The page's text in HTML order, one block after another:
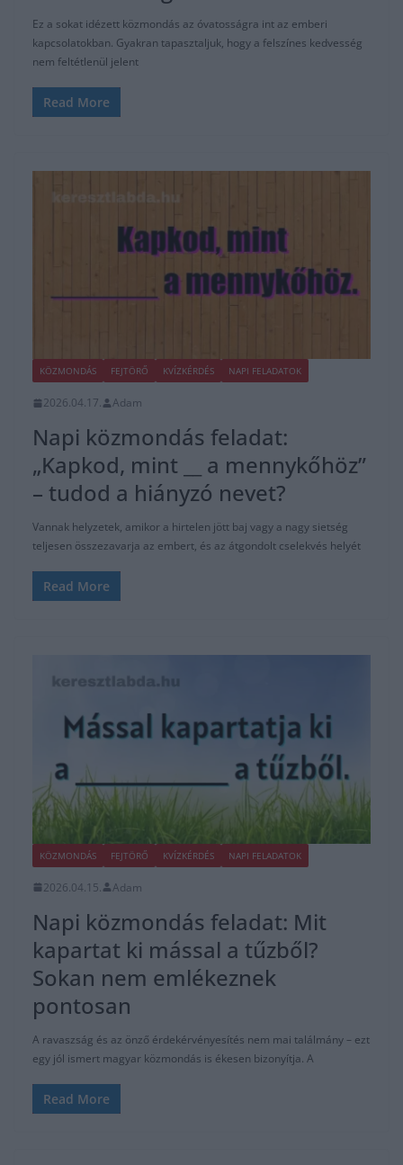
Ez a sokat idézett közmondás az óvatosságra int az emberi
kapcsolatokban. Gyakran tapasztaljuk, hogy a felszínes kedvesség
nem feltétlenül jelent
Read More
KÖZMONDÁS FEJTÖRŐ KVÍZKÉRDÉS NAPI FELADATOK
2026.04.17. Adam
Napi közmondás feladat:
„Kapkod, mint __ a mennykőhöz”
– tudod a hiányzó nevet?
Vannak helyzetek, amikor a hirtelen jött baj vagy a nagy sietség
teljesen összezavarja az embert, és az átgondolt cselekvés helyét
Read More
KÖZMONDÁS FEJTÖRŐ KVÍZKÉRDÉS NAPI FELADATOK
2026.04.15. Adam
Napi közmondás feladat: Mit
kapartat ki mással a tűzből?
Sokan nem emlékeznek
pontosan
A ravaszság és az önző érdekérvényesítés nem mai találmány – ezt
egy jól ismert magyar közmondás is ékesen bizonyítja. A
Read More